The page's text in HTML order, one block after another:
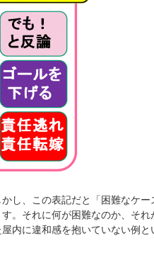
し、この表記だと「困難なケー
。それに何が困難なのか、それ
内に違和感を抱いていない例と